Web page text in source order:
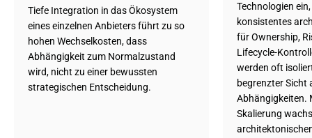
Tiefe Integration in das Ökosystem
eines einzelnen Anbieters führt zu so
hohen Wechselkosten, dass
Abhängigkeit zum Normalzustand
wird, nicht zu einer bewussten
strategischen Entscheidung.
Technologien
konsistentes
für Ownership,
Lifecycle-
werden oft
begrenzter Sicht
Abhängigkeiten.
Skalierung